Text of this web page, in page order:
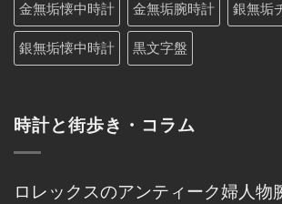
金無垢懐中時計 金無垢腕時計 銀無垢
銀無垢懐中時計 黒文字盤
時計と街歩き・コラム
ロレックスのアンティーク婦人物